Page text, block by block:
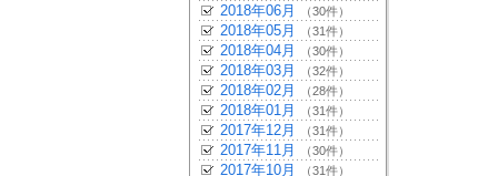
2018年06月 （30件）
2018年05月 （31件）
2018年04月 （30件）
2018年03月 （32件）
2018年02月 （28件）
2018年01月 （31件）
2017年12月 （31件）
2017年11月 （30件）
2017年10月 （31件）